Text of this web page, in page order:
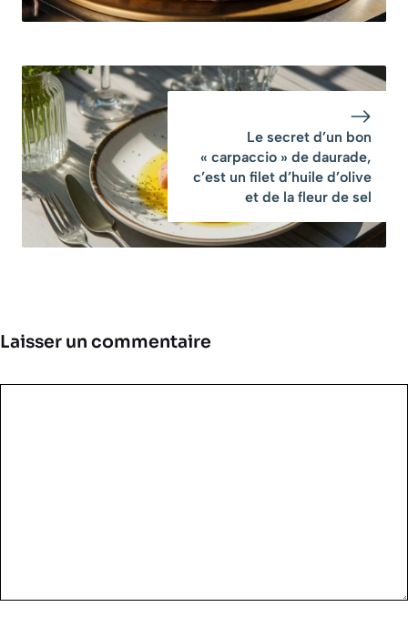
Le secret d’un bon
« carpaccio » de daurade,
c’est un filet d’huile d’olive
et de la fleur de sel
Laisser un commentaire